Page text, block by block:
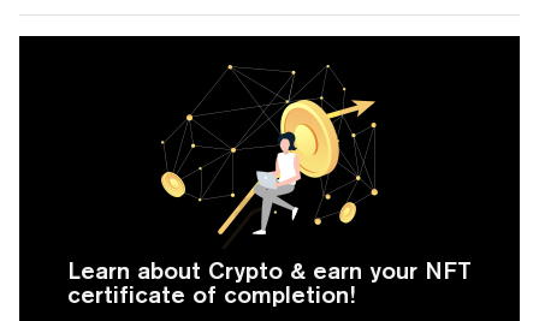
Learn about Crypto & earn your NFT
certificate of completion!